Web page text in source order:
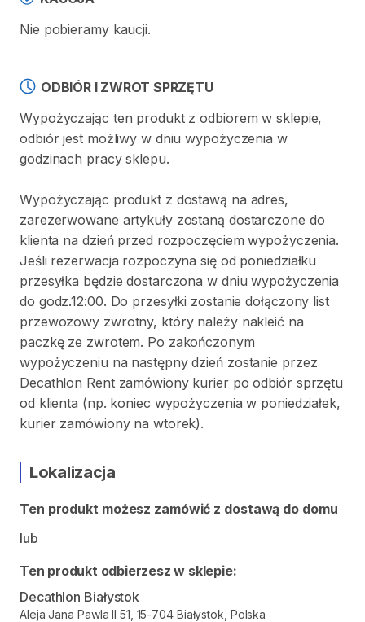
Nie pobieramy kaucji.
ODBIÓR I ZWROT SPRZĘTU
Wypożyczając ten produkt z odbiorem w sklepie,
odbiór jest możliwy w dniu wypożyczenia w
godzinach pracy sklepu.
Wypożyczając produkt z dostawą na adres,
zarezerwowane artykuły zostaną dostarczone do
klienta na dzień przed rozpoczęciem wypożyczenia.
Jeśli rezerwacja rozpoczyna się od poniedziałku
przesyłka będzie dostarczona w dniu wypożyczenia
do godz.12:00. Do przesyłki zostanie dołączony list
przewozowy zwrotny, który należy nakleić na
paczkę ze zwrotem. Po zakończonym
wypożyczeniu na następny dzień zostanie przez
Decathlon Rent zamówiony kurier po odbiór sprzętu
od klienta (np. koniec wypożyczenia w poniedziałek,
kurier zamówiony na wtorek).
Lokalizacja
Ten produkt możesz zamówić z dostawą do domu
lub
Ten produkt odbierzesz w sklepie:
Decathlon Białystok
Aleja Jana Pawla II 51, 15-704 Białystok, Polska